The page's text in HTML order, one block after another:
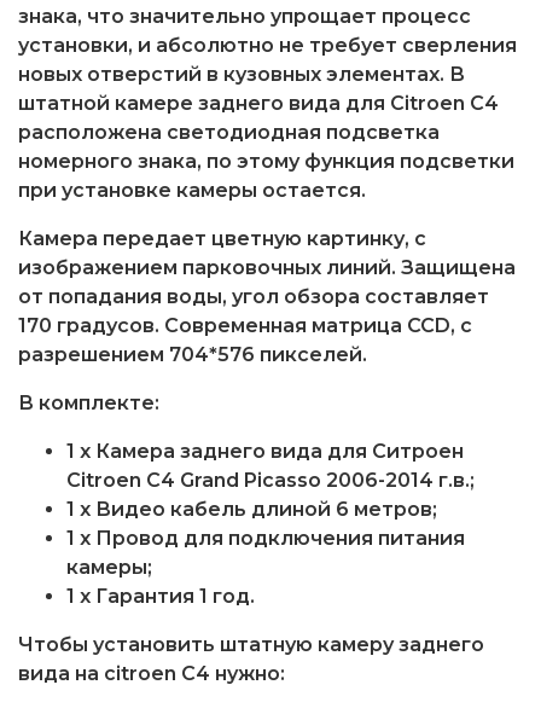
знака, что значительно упрощает процесс
установки, и абсолютно не требует сверления
новых отверстий в кузовных элементах. В
штатной камере заднего вида для Citroen C4
расположена светодиодная подсветка
номерного знака, по этому функция подсветки
при установке камеры остается.
Камера передает цветную картинку, с
изображением парковочных линий. Защищена
от попадания воды, угол обзора составляет
170 градусов. Современная матрица CCD, с
разрешением 704*576 пикселей.
В комплекте:
1 x Камера заднего вида для Ситроен
Citroen C4 Grand Picasso 2006-2014 г.в.;
1 x Видео кабель длиной 6 метров;
1 x Провод для подключения питания
камеры;
1 x Гарантия 1 год.
Чтобы установить штатную камеру заднего
вида на citroen C4 нужно: